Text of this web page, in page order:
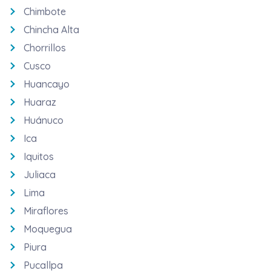
Chimbote
Chincha Alta
Chorrillos
Cusco
Huancayo
Huaraz
Huánuco
Ica
Iquitos
Juliaca
Lima
Miraflores
Moquegua
Piura
Pucallpa